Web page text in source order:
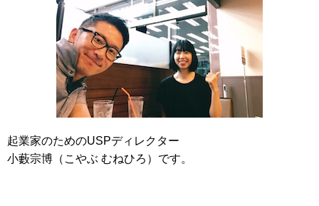
起業家のためのUSPディレクター
小藪宗博（こやぶ むねひろ）です。